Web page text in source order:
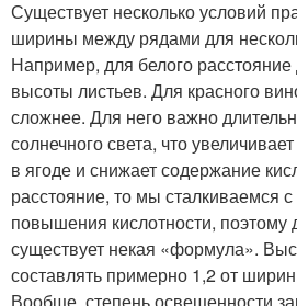
Существует несколько условий
ширины между рядами для
Например, для белого
высоты листьев. Для красного
сложнее. Для него важно
солнечного света, что
в ягоде и снижает содержание
расстояние, то мы сталкиваемся
повышения кислотности, поэтому
существует некая «формула».
составлять примерно 1,2 от